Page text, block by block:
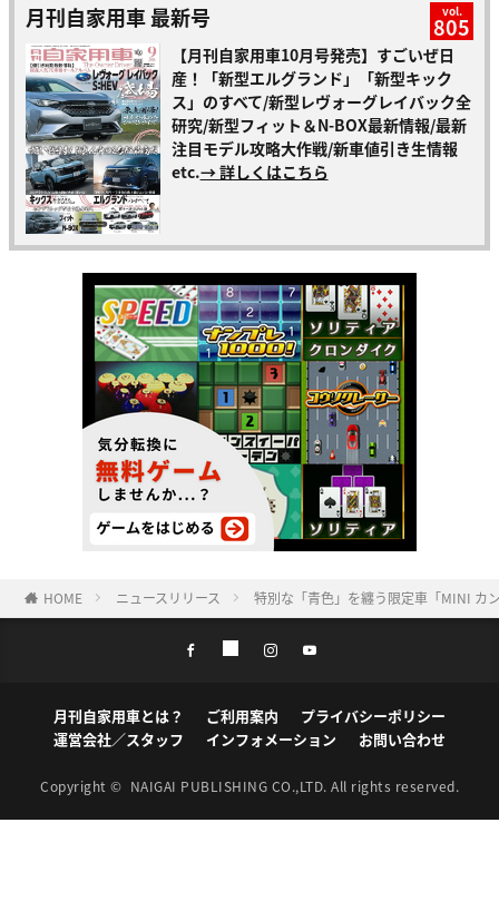
月刊自家用車 最新号 vol.
805
【月刊自家用車10月号発売】すごいぜ日
産！「新型エルグランド」「新型キック
ス」のすべて/新型レヴォーグレイバック全
研究/新型フィット＆N-BOX最新情報/最新
注目モデル攻略大作戦/新車値引き生情報
etc.→ 詳しくはこちら
HOME ニュースリリース 特別な「青色」を纏う限定車「MINI カ
月刊自家用車とは？ ご利用案内
プライバシーポリシー
運営会社／スタッフ
インフォメーション お問い合わせ
Copyright © NAIGAI PUBLISHING CO.,LTD. All rights reserved.